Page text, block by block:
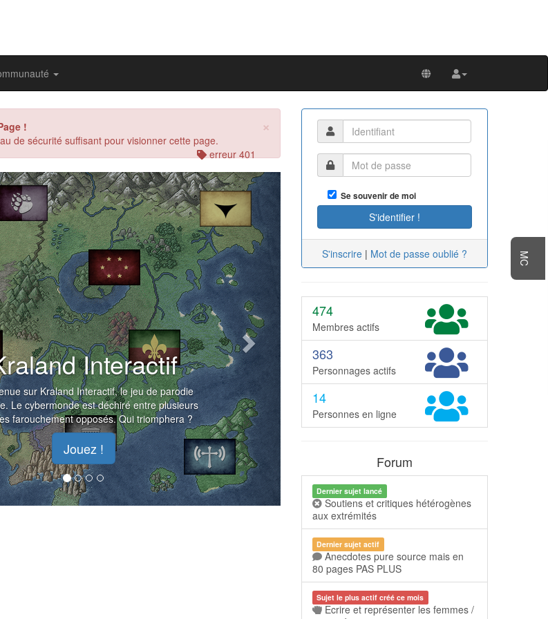
×
!
de sécurité suffisant pour visionner cette page.
erreur 401
Interactif
sur Kraland Interactif, le jeu de parodie
Le cybermonde est déchiré entre plusieurs
farouchement opposés. Qui triomphera ?
Jouez !
Next
Se souvenir de moi
S'inscrire | Mot de passe oublié ?
474
Membres actifs
363
Personnages actifs
14
Personnes en ligne
Forum
Dernier sujet lancé
Soutiens et critiques hétérogènes
aux extrémités
Dernier sujet actif
Anecdotes pure source mais en
80 pages PAS PLUS
Sujet le plus actif créé ce mois
Ecrire et représenter les femmes /
MC